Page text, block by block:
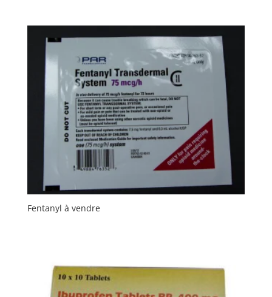
kr. 1977,43
Fentanyl à vendre